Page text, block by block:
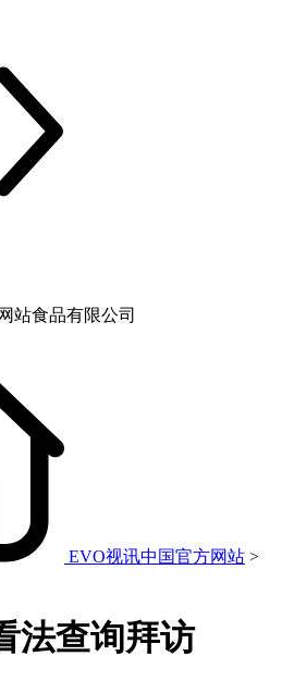
EVO视讯中国官方网站 >
法查询拜访